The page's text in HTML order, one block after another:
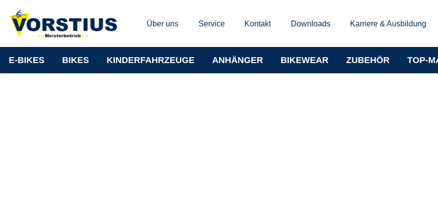
Über uns Service Kontakt Downloads Karriere & Ausbildung
E-BIKES BIKES KINDERFAHRZEUGE ANHÄNGER BIKEWEAR ZUBEHÖR TOP-